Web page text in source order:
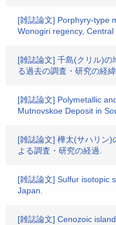
[雑誌論文] Porphyry-type
Wonogiri regency, Central
[雑誌論文] 千島(クリル)の
る過去の調査・研究の経
[雑誌論文] Polymetallic
Mutnovskoe Deposit in
[雑誌論文] 樺太(サハリン)
よる調査・研究の経過.
[雑誌論文] Sulfur isotopic
Japan.
[雑誌論文] Cenozoic